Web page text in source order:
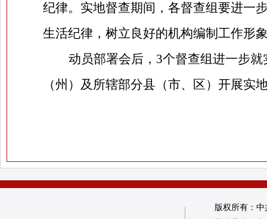
纪律。实地督查期间，各督查组要进一
生活纪律，树立良好的机构编制工作形
动员部署会后， 3个督查组进一步
（州）及所辖部分县（市、区）开展实
版权所有：